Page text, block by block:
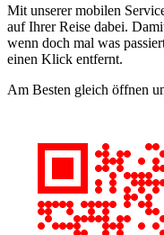
Mit unserer mobilen
auf Ihrer Reise dabei.
wenn doch mal was
einen Klick entfernt.
Am Besten gleich öffnen